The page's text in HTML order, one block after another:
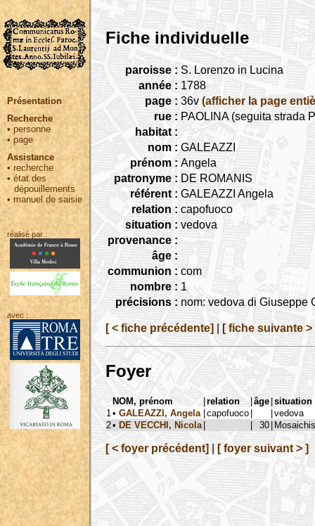
Présentation
Recherche
• personne
•page
Assistance
• recherche
•état des
dépouillements
•manuel de saisie
réalisé par :
avec :
Fiche individuelle
paroisse : S. Lorenzo in Lucina
année : 1788
page : 36v (afficher la page
rue : PAOLINA (seguita strada
habitat :
nom : GALEAZZI
prénom : Angela
patronyme : DE ROMANIS
référent : GALEAZZI Angela
relation : capofuoco
situation : vedova
provenance :
âge :
communion : com
nombre : 1
précisions : nom: vedova di Giuseppe
[ < fiche précédente] [ fiche suivante >
Foyer
NOM, prénom |relation |âge |situation
1 • GALEAZZI, Angela |capofuoco | |vedova
2• DE VECCHI, Nicola | | 30 |
[ < foyer précédent] [ foyer suivant > ]